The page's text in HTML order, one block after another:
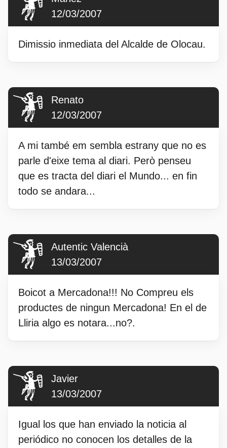
12/03/2007
Dimissio inmediata del Alcalde de Olocau.
Renato
12/03/2007
A mi també em sembla estrany que no es
parle d'eixe tema al diari. Però penseu
que es tracta del diari el Mundo... en fin
todo se andara...
Autentic Valencià
13/03/2007
Boicot a Mercadona!!! No Compreu els
productes de ningun Mercadona! En el de
Lliria algo es notara...no?.
Javier
13/03/2007
Igual los que han enviado la noticia al
periódico no conocen los detalles de la